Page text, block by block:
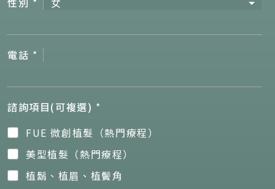
電話 *
諮詢項目(可複選) *
FUE 微創植髮（熱門療程）
美型植髮（熱門療程）
植鬍、植眉、植鬢角